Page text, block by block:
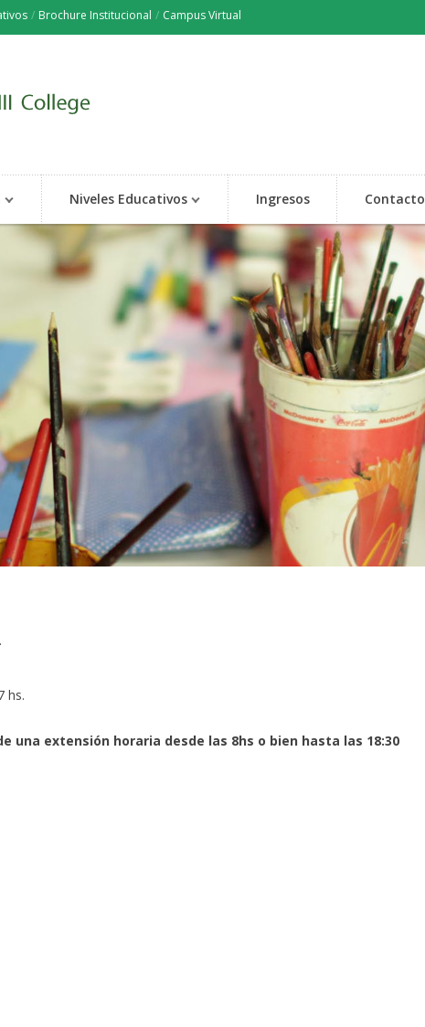
/ Brochure Institucional / Campus Virtual
Niveles Educativos Ingresos Contacto
hs.
una extensión horaria desde las 8hs o bien hasta las 18:30